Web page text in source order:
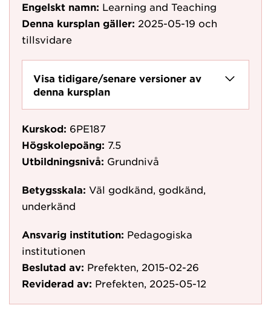
Engelskt namn: Learning and Teaching
Denna kursplan gäller: 2025-05-19 och
tillsvidare
Visa tidigare/senare versioner av
denna kursplan
Kurskod: 6PE187
Högskolepoäng: 7.5
Utbildningsnivå: Grundnivå
Betygsskala: Väl godkänd, godkänd,
underkänd
Ansvarig institution: Pedagogiska
institutionen
Beslutad av: Prefekten, 2015-02-26
Reviderad av: Prefekten, 2025-05-12